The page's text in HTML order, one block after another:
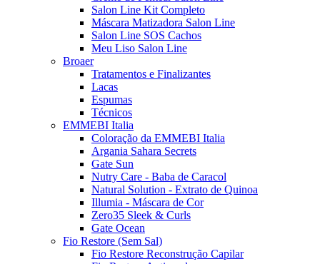
Salon Line Kit Completo
Máscara Matizadora Salon Line
Salon Line SOS Cachos
Meu Liso Salon Line
Broaer
Tratamentos e Finalizantes
Lacas
Espumas
Técnicos
EMMEBI Italia
Coloração da EMMEBI Italia
Argania Sahara Secrets
Gate Sun
Nutry Care - Baba de Caracol
Natural Solution - Extrato de Quinoa
Illumia - Máscara de Cor
Zero35 Sleek & Curls
Gate Ocean
Fio Restore (Sem Sal)
Fio Restore Reconstrução Capilar